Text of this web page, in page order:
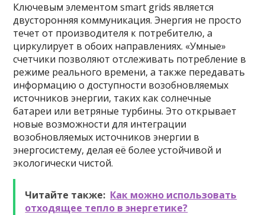
Ключевым элементом smart grids является
двусторонняя коммуникация. Энергия не просто
течет от производителя к потребителю, а
циркулирует в обоих направлениях. «Умные»
счетчики позволяют отслеживать потребление в
режиме реального времени, а также передавать
информацию о доступности возобновляемых
источников энергии, таких как солнечные
батареи или ветряные турбины. Это открывает
новые возможности для интеграции
возобновляемых источников энергии в
энергосистему, делая её более устойчивой и
экологически чистой.
Читайте также: Как можно использовать
отходящее тепло в энергетике?